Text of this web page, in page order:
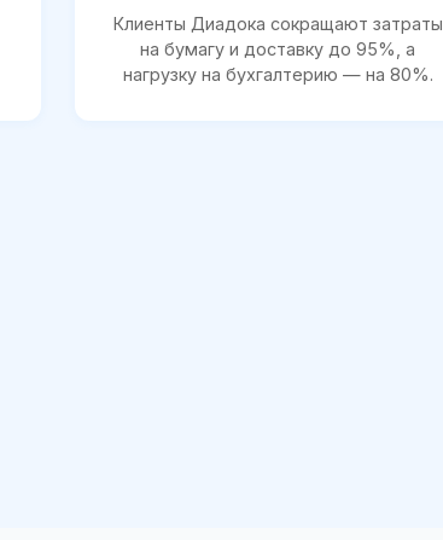
Клиенты Диадока сокращают затраты
на бумагу и доставку до 95%, а
нагрузку на бухгалтерию — на 80%.